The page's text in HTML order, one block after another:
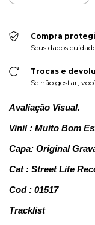
Compra
Seus dados
Trocas e
Se não gostar,
Avaliação Visual.
Vinil : Muito Bom
Capa: Original
Cat : Street Life
Cod : 01517
Tracklist